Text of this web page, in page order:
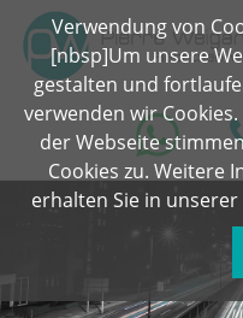
Verwendung von
[nbsp]Um unsere
gestalten und
verwenden wir
der Webseite
Cookies zu. Weitere
erhalten Sie in unserer